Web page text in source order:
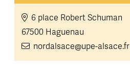
6 place Robert Schuman
67500 Haguenau
nordalsace@upe-alsace.fr